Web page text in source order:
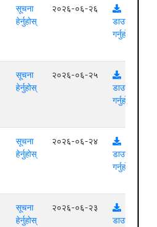
सूचना
हेर्नुहोस्
२०२६-०६-२६
डाउनलोड
गर्नुहोस्
सूचना
हेर्नुहोस्
२०२६-०६-२५
डाउनलोड
गर्नुहोस्
सूचना
हेर्नुहोस्
२०२६-०६-२४
डाउनलोड
गर्नुहोस्
सूचना
हेर्नुहोस्
२०२६-०६-२३
डाउनलोड